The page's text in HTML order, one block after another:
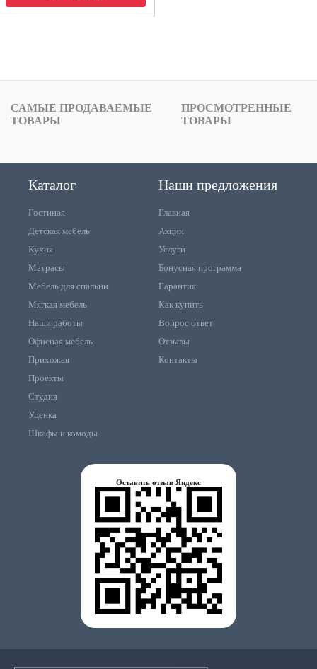
САМЫЕ ПРОДАВАЕМЫЕ
ТОВАРЫ
ПРОСМОТРЕННЫЕ
ТОВАРЫ
Каталог
Гостиная
Детская мебель
Кухня
Матрасы
Мебель для спальни
Мягкая мебель
Наши работы
Офисная мебель
Прихожая
Проекты
Студия
Уценка
Шкафы и комоды
Наши предложения
Главная
Акции
Услуги
Бонусная программа
Гарантия
Как купить
Вопрос ответ
Отзывы
Контакты
Оставить отзыв Яндекс